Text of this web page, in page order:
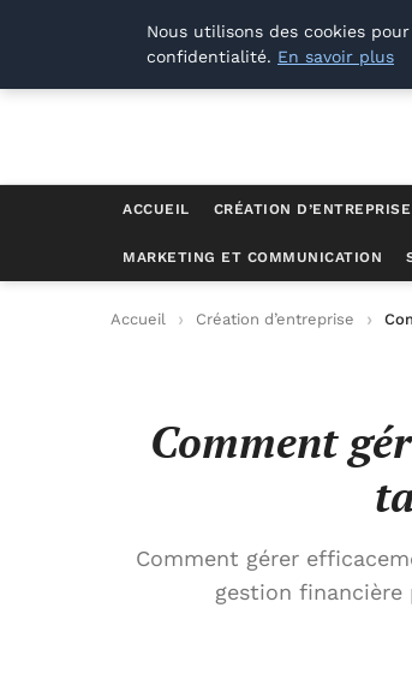
M Zone Studio
ACCUEIL CRÉATION D’ENTREPRISE
MARKETING ET COMMUNICATION
Accueil Création d’entreprise
Comment
Comment gérer
gestion
Nous utilisons des cookies
confidentialité. En savoir plus